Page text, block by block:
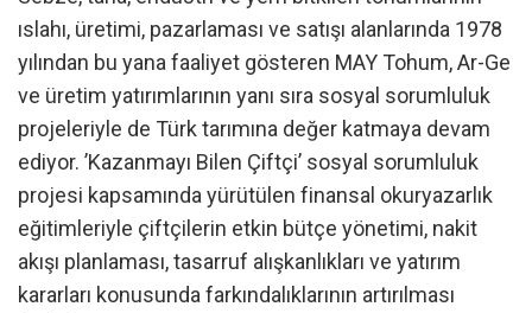
ıslahı, üretimi, pazarlaması ve satışı alanlarında 1978
yılından bu yana faaliyet gösteren MAY Tohum, Ar-Ge
ve üretim yatırımlarının yanı sıra sosyal sorumluluk
projeleriyle de Türk tarımına değer katmaya devam
ediyor. ’Kazanmayı Bilen Çiftçi’ sosyal sorumluluk
projesi kapsamında yürütülen finansal okuryazarlık
eğitimleriyle çiftçilerin etkin bütçe yönetimi, nakit
akışı planlaması, tasarruf alışkanlıkları ve yatırım
kararları konusunda farkındalıklarının artırılması